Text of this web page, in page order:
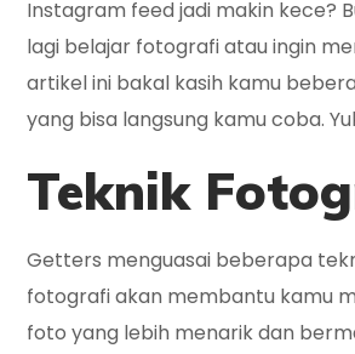
Instagram feed jadi makin kece?
lagi belajar fotografi atau ingin
artikel ini bakal kasih kamu
yang bisa langsung kamu coba.
Teknik
Getters menguasai beberapa
fotografi akan membantu kamu
foto yang lebih menarik dan